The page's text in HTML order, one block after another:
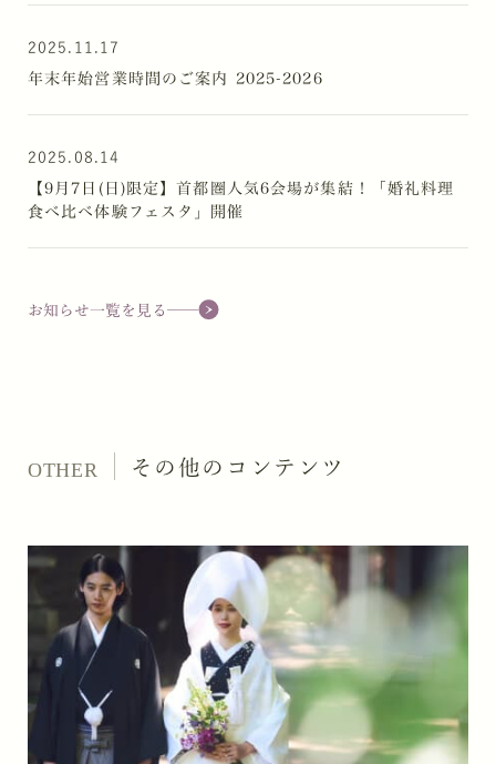
2025.11.17
年末年始営業時間のご案内 2025-2026
2025.08.14
【9月7日(日)限定】首都圏人気6会場が集結！「婚礼料理
食べ比べ体験フェスタ」開催
お知らせ一覧を見る
OTHER その他のコンテンツ